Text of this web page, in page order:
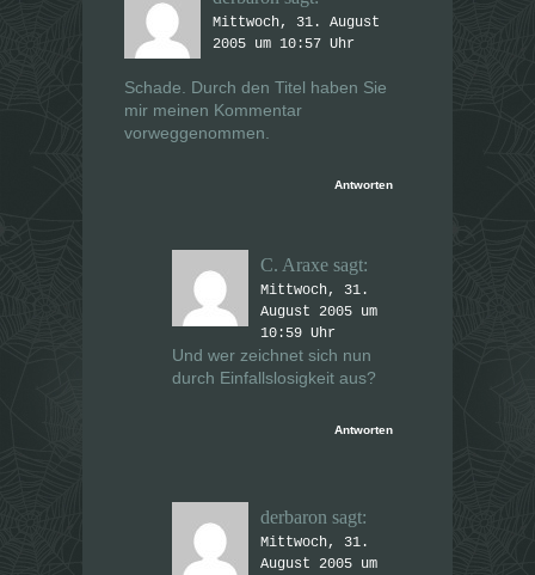
e
r
e
ö
f
f
n
t
e
e
ö
f
f
n
Mittwoch, 31. August
2005 um 10:57 Uhr
Schade. Durch den Titel haben Sie
mir meinen Kommentar
vorweggenommen.
Antworten
C. Araxe sagt:
Mittwoch, 31.
August 2005 um
10:59 Uhr
Und wer zeichnet sich nun
durch Einfallslosigkeit aus?
Antworten
derbaron sagt:
Mittwoch, 31.
August 2005 um